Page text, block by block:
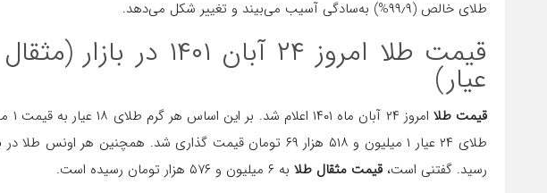
طلای خالص (۹۹٫۹%) به‌سادگی آسیب می‌بیند و تغییر شکل می‌دهد.
عیار)
قیمت طلا
رسید. گفتنی است، قیمت مثقال طلا به ۶ میلیون و ۵۷۶ هزار تومان رسیده است.